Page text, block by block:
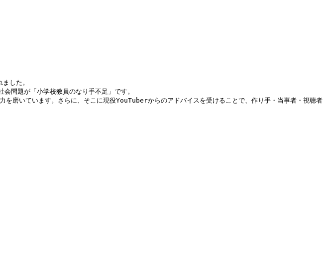
した。
問題が「小学校教員のなり手不足」です。
磨いています。さらに、そこに現役YouTuberからのアドバイスを受けることで、作り手・当事者・視聴者